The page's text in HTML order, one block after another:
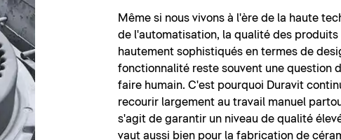
Même si nous vivons à l'ère de la haute
de l'automatisation, la qualité des produits
hautement sophistiqués en termes de
fonctionnalité reste souvent une question
faire humain. C'est pourquoi Duravit
recourir largement au travail manuel
s'agit de garantir un niveau de qualité
vaut aussi bien pour la fabrication de